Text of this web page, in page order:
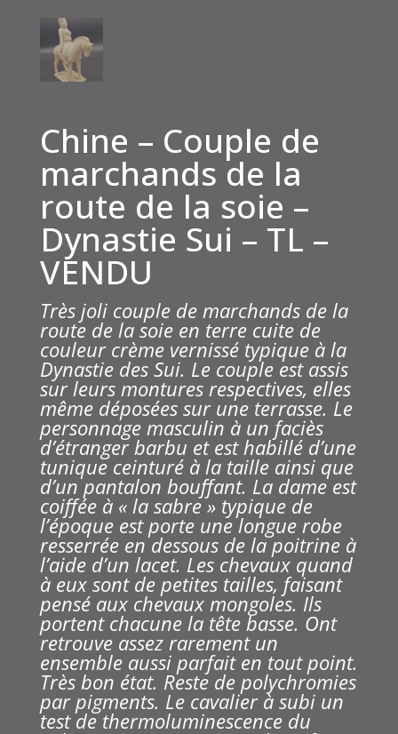
Chine – Couple de
marchands de la
route de la soie –
Dynastie Sui – TL –
VENDU
Très joli couple de marchands de la
route de la soie en terre cuite de
couleur crème vernissé typique à la
Dynastie des Sui. Le couple est assis
sur leurs montures respectives, elles
même déposées sur une terrasse. Le
personnage masculin à un faciès
d’étranger barbu et est habillé d’une
tunique ceinturé à la taille ainsi que
d’un pantalon bouffant. La dame est
coiffée à « la sabre » typique de
l’époque est porte une longue robe
resserrée en dessous de la poitrine à
l’aide d’un lacet. Les chevaux quand
à eux sont de petites tailles, faisant
pensé aux chevaux mongoles. Ils
portent chacune la tête basse. Ont
retrouve assez rarement un
ensemble aussi parfait en tout point.
Très bon état. Reste de polychromies
par pigments. Le cavalier à subi un
test de thermoluminescence du